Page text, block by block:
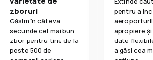
zboruri
Găsim în câteva
secunde cel mai bun
zbor pentru tine de la
peste 500 de
pentru a
apropiere și
date
a găsi cea